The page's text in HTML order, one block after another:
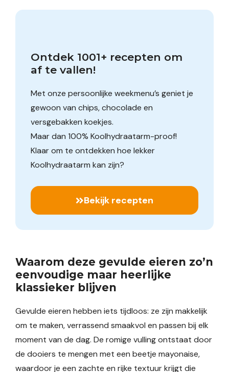
Ontdek 1001+ recepten om
af te vallen!
Met onze persoonlijke weekmenu’s geniet je
gewoon van chips, chocolade en
versgebakken koekjes.
Maar dan 100% Koolhydraatarm-proof!
Klaar om te ontdekken hoe lekker
Koolhydraatarm kan zijn?
Bekijk recepten
Waarom deze gevulde eieren zo’n
eenvoudige maar heerlijke
klassieker blijven
Gevulde eieren hebben iets tijdloos: ze zijn makkelijk
om te maken, verrassend smaakvol en passen bij elk
moment van de dag. De romige vulling ontstaat door
de dooiers te mengen met een beetje mayonaise,
waardoor je een zachte en rijke textuur krijgt die